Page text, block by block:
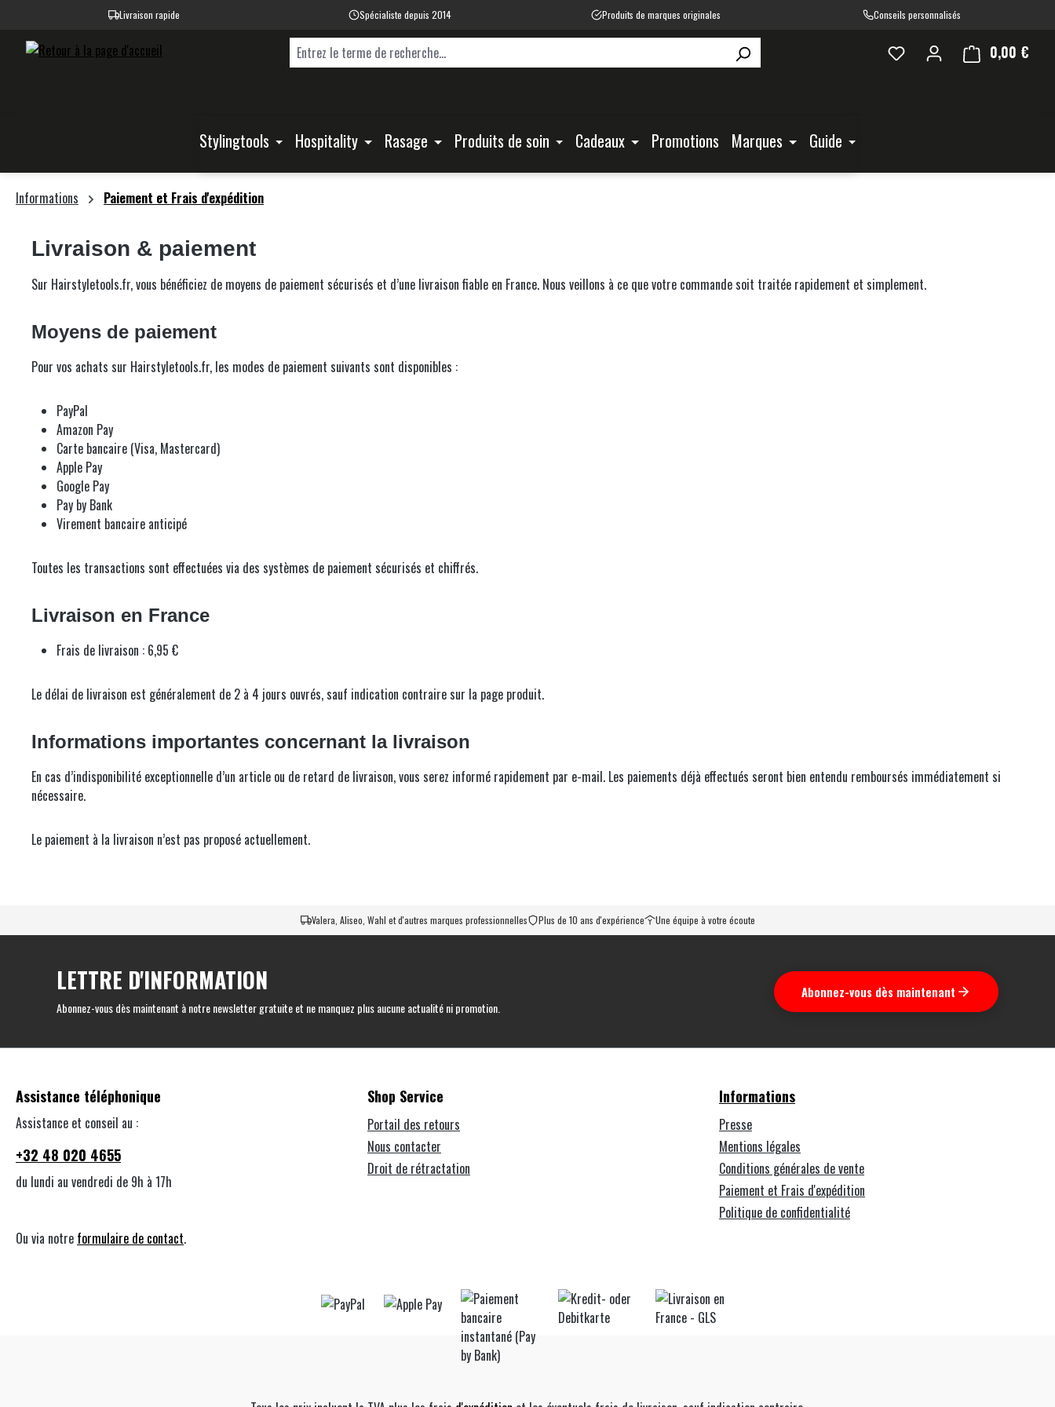
Passer à la navigation principale
Livraison rapide Spécialiste depuis 2014 Produits de marques originales Conseils personnalisés
0,00 €
Stylingtools Hospitality Rasage Produits de soin Cadeaux Promotions Marques Guide
Informations Paiement et Frais d'expédition
Livraison & paiement
Sur Hairstyletools.fr, vous bénéficiez de moyens de paiement sécurisés et d’une livraison fiable en France. Nous veillons à ce que votre commande soit traitée rapidement et simplement.
Moyens de paiement
Pour vos achats sur Hairstyletools.fr, les modes de paiement suivants sont disponibles :
PayPal
Amazon Pay
Carte bancaire (Visa, Mastercard)
Apple Pay
Google Pay
Pay by Bank
Virement bancaire anticipé
Toutes les transactions sont effectuées via des systèmes de paiement sécurisés et chiffrés.
Livraison en France
Frais de livraison : 6,95 €
Le délai de livraison est généralement de 2 à 4 jours ouvrés, sauf indication contraire sur la page produit.
Informations importantes concernant la livraison
En cas d’indisponibilité exceptionnelle d’un article ou de retard de livraison, vous serez informé rapidement par e-mail. Les paiements déjà effectués seront bien entendu remboursés immédiatement si
nécessaire.
Le paiement à la livraison n’est pas proposé actuellement.
Valera, Aliseo, Wahl et d'autres marques professionnelles Plus de 10 ans d'expérience Une équipe à votre écoute
LETTRE D'INFORMATION
Abonnez-vous dès maintenant à notre newsletter gratuite et ne manquez plus aucune actualité ni promotion.
Abonnez-vous dès maintenant
Assistance téléphonique
Assistance et conseil au :
+32 48 020 4655
du lundi au vendredi de 9h à 17h
Ou via notre formulaire de contact.
Shop Service
Portail des retours
Nous contacter
Droit de rétractation
Informations
Presse
Mentions légales
Conditions générales de vente
Paiement et Frais d'expédition
Politique de confidentialité